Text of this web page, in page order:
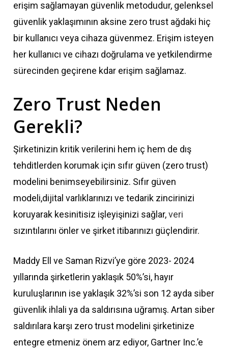
erişim sağlamayan güvenlik metodudur, gelenksel
güvenlik yaklaşımının aksine zero trust ağdaki hiç
bir kullanıcı veya cihaza güvenmez. Erişim isteyen
her kullanıcı ve cihazı doğrulama ve yetkilendirme
sürecinden geçirene kdar erişim sağlamaz.
Zero Trust Neden
Gerekli?
Şirketinizin kritik verilerini hem iç hem de dış
tehditlerden korumak için sıfır güven (zero trust)
modelini benimseyebilirsiniz. Sıfır güven
modeli,dijital varlıklarınızı ve tedarik zincirinizi
koruyarak kesinitisiz işleyişinizi sağlar,veri
sızıntılarını önler ve şirket itibarınızı güçlendirir.
Maddy Ell ve Saman Rizvi’ye göre 2023- 2024
yıllarında şirketlerin yaklaşık 50%’si, hayır
kuruluşlarının ise yaklaşık 32%’si son 12 ayda siber
güvenlik ihlali ya da saldırısına uğramış. Artan siber
saldırılara karşı zero trust modelini şirketinize
entegre etmeniz önem arz ediyor, Gartner Inc.’e